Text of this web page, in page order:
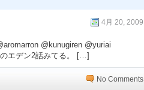
4月 20, 2009
@kunugiren @yuriai
エデン2話みてる。 […]
No Comments